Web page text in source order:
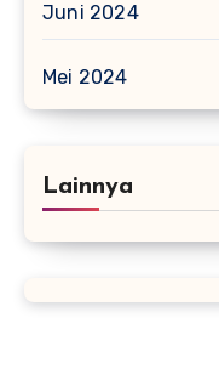
Juni 2024
Mei 2024
Lainnya